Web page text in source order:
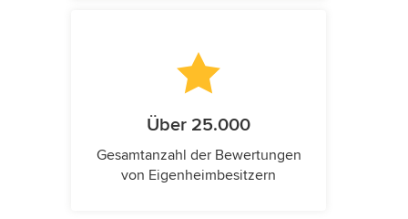
Über 25.000
Gesamtanzahl der Bewertungen
von Eigenheimbesitzern